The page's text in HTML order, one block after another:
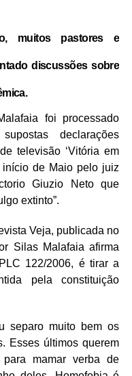
muitos pastores e
discussões sobre
foi processado
declarações
televisão ‘Vitória em
início de Maio pelo juiz
Giuzio Neto que
extinto”.
Veja, publicada no
Silas Malafaia afirma
122/2006, é tirar a
pela constituição
separo muito bem os
Esses últimos querem
mamar verba de